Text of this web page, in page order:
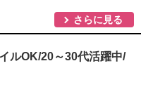
さらに見る
ルOK/20～30代活躍中/